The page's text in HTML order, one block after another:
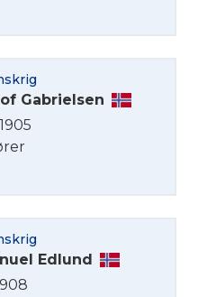
Gabrielsen
Edlund